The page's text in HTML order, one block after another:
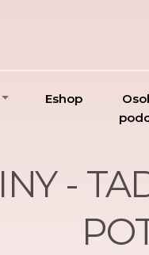
Eshop
-